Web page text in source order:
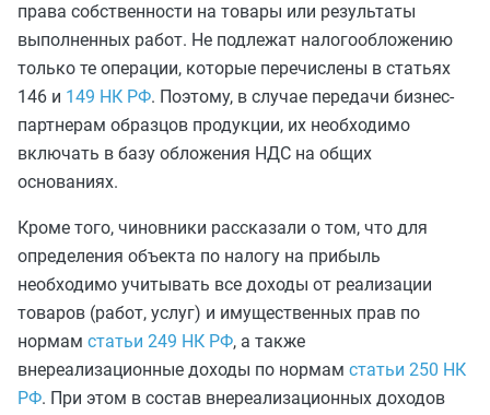
права собственности на товары или результаты
выполненных работ. Не подлежат налогообложению
только те операции, которые перечислены в статьях
146 и 149 НК РФ. Поэтому, в случае передачи бизнес-
партнерам образцов продукции, их необходимо
включать в базу обложения НДС на общих
основаниях.
Кроме того, чиновники рассказали о том, что для
определения объекта по налогу на прибыль
необходимо учитывать все доходы от реализации
товаров (работ, услуг) и имущественных прав по
нормам статьи 249 НК РФ, а также
внереализационные доходы по нормам статьи 250 НК
РФ. При этом в состав внереализационных доходов